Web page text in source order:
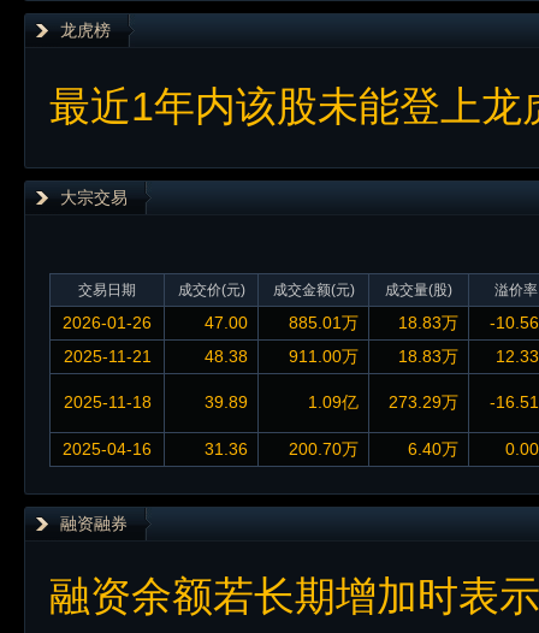
龙虎榜
最近1年内该股未能登上龙
大宗交易
交易日期 成交价(元) 成交金额(元) 成交量(股) 溢价率
2026-01-26 47.00 885.01万 18.83万
-
2025-11-21
48.38 911.00万 18.83万
2025-11-18 39.89 1.09亿 273.29万 -
2025-04-16 31.36 200.70万 6.40万
融资融券
融资余额若长期增加时表